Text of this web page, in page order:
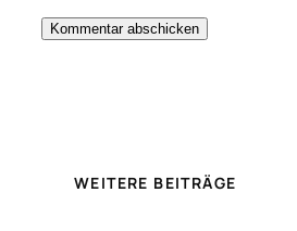
WEITERE BEITRÄGE